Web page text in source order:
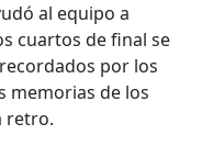
al equipo a
cuartos de final se
por los
memorias de los
retro.